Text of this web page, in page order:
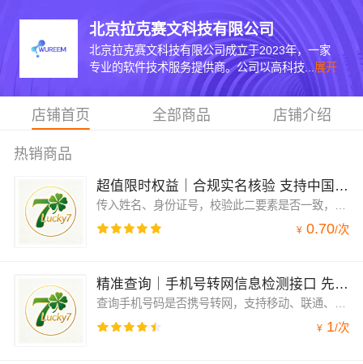
北京拉克赛文科技有限公司
北京拉克赛文科技有限公司成立于2023年，一家
专业的软件技术服务提供商。公司以高科技... 展开
店铺首页 全部商品 店铺介绍
热销商品
超值限时权益｜合规实名核验 支持中国港澳台认证 三星店铺放心选
¥ 0.70/次
精准查询｜手机号转网信息检测接口 先体验再选购 售后无忧
查询手机号码是否携号转网，支持移动、联通、电信三网运营商，官方实时接口，更准确、更稳定。
¥ 1/次